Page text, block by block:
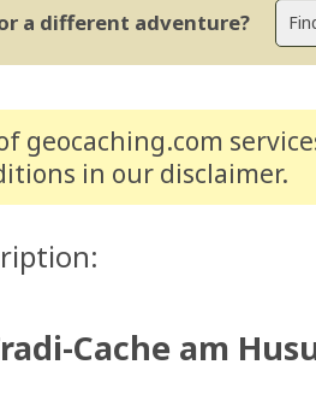
a different adventure?
geocaching.com
in our disclaimer.
Cache am